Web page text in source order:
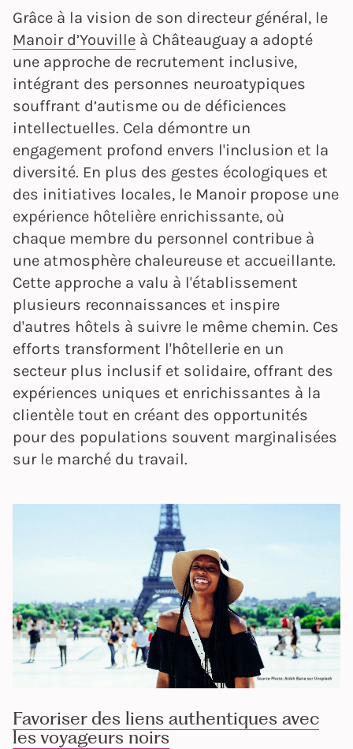
Grâce à la vision de son directeur général, le
Manoir d’Youville à Châteauguay a adopté
une approche de recrutement inclusive,
intégrant des personnes neuroatypiques
souffrant d’autisme ou de déficiences
intellectuelles. Cela démontre un
engagement profond envers l'inclusion et la
diversité. En plus des gestes écologiques et
des initiatives locales, le Manoir propose une
expérience hôtelière enrichissante, où
chaque membre du personnel contribue à
une atmosphère chaleureuse et accueillante.
Cette approche a valu à l'établissement
plusieurs reconnaissances et inspire
d'autres hôtels à suivre le même chemin. Ces
efforts transforment l'hôtellerie en un
secteur plus inclusif et solidaire, offrant des
expériences uniques et enrichissantes à la
clientèle tout en créant des opportunités
pour des populations souvent marginalisées
sur le marché du travail.
Favoriser des liens authentiques avec
les voyageurs noirs